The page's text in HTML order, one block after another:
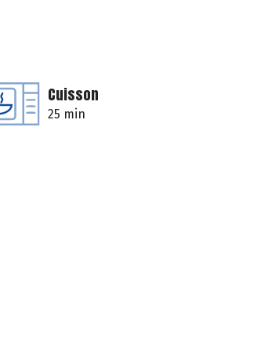
Cuisson
25 min